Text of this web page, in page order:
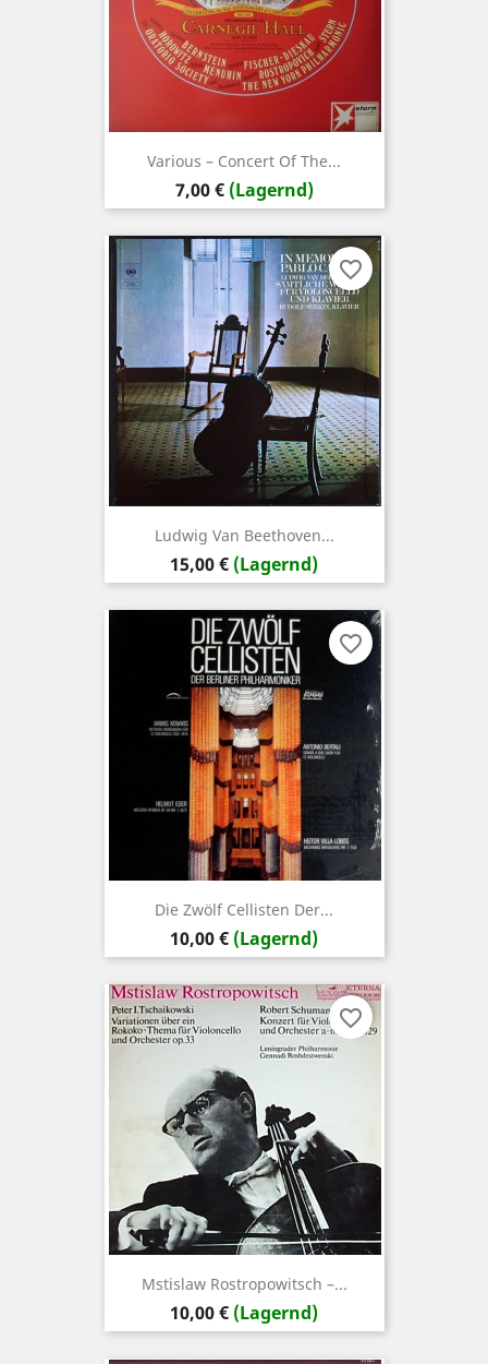
Various ‎– Concert Of The...
Preis
7,00 € (Lagernd)
Ludwig Van Beethoven...
Preis
15,00 € (Lagernd)
favorite_border
Die Zwölf Cellisten Der...
Preis
10,00 € (Lagernd)
favorite_border
Mstislaw Rostropowitsch –...
Preis
10,00 € (Lagernd)
favorite_border